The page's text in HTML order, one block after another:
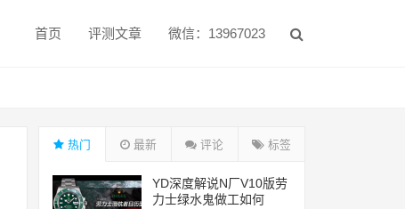
首页 评测文章 微信：13967023
热门 最新 评论 标签
YD深度解说N厂V10版劳
力士绿水鬼做工如何